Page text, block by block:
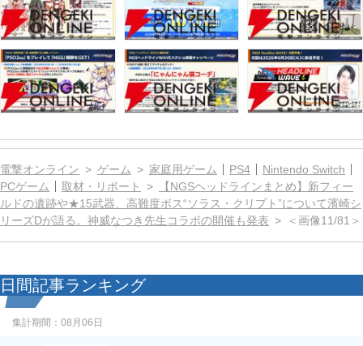
電撃オンライン ゲーム 家庭用ゲーム PS4
Nintendo Switch
PCゲーム
取材・リポート
【NGSヘッドラインまとめ】新フィー
ルドの遺跡や★15武器、高難度ボス“ソラス・クリプト”について濱崎シ
リーズDが語る。神威なつき先生コラボの開催も発表
＜画像11/81＞
日間記事ランキング
集計期間： 08月06日